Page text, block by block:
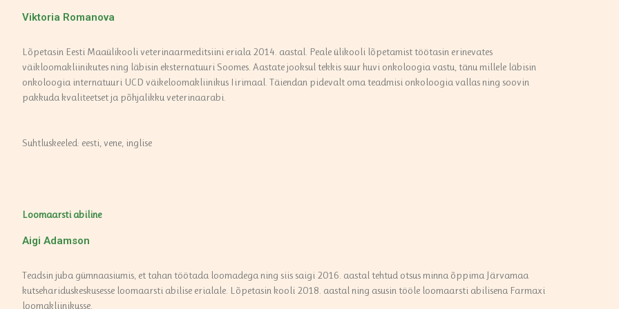
Viktoria Romanova
Lõpetasin Eesti Maaülikooli veterinaarmeditsiini eriala 2014. aastal. Peale ülikooli lõpetamist töötasin erinevates
väikloomakliinikutes ning läbisin eksternatuuri Soomes. Aastate jooksul tekkis suur huvi onkoloogia vastu, tänu millele läbisin
onkoloogia internatuuri UCD väikeloomakliinikus Iirimaal. Täiendan pidevalt oma teadmisi onkoloogia vallas ning soovin
pakkuda kvaliteetset ja põhjalikku veterinaarabi.
Suhtluskeeled: eesti, vene, inglise
Loomaarsti abiline
Aigi Adamson
Teadsin juba gümnaasiumis, et tahan töötada loomadega ning siis saigi 2016. aastal tehtud otsus minna õppima Järvamaa
kutsehariduskeskusesse loomaarsti abilise erialale. Lõpetasin kooli 2018. aastal ning asusin tööle loomaarsti abilisena Farmaxi
loomakliinikusse.